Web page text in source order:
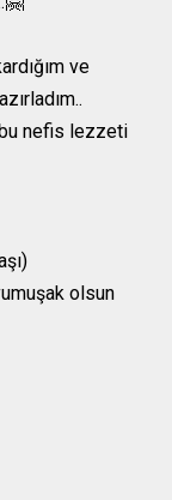
ve
bu nefis lezzeti
olsun